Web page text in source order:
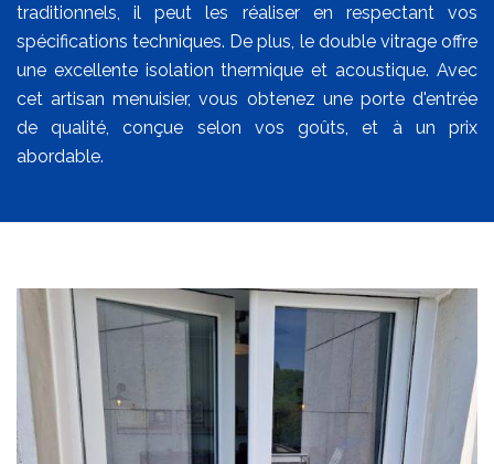
traditionnels, il peut les réaliser en respectant vos
spécifications techniques. De plus, le double vitrage offre
une excellente isolation thermique et acoustique. Avec
cet artisan menuisier, vous obtenez une porte d'entrée
de qualité, conçue selon vos goûts, et à un prix
abordable.